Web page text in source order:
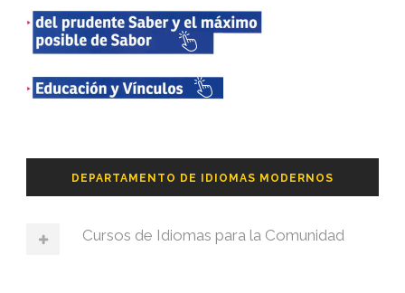
DEPARTAMENTO DE IDIOMAS MODERNOS
Cursos de Idiomas para la Comunidad